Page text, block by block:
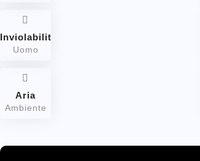
Inviolabilità
Uomo
Aria
Ambiente